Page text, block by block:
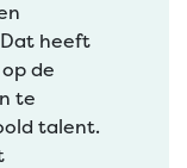
heeft
de
te
talent.